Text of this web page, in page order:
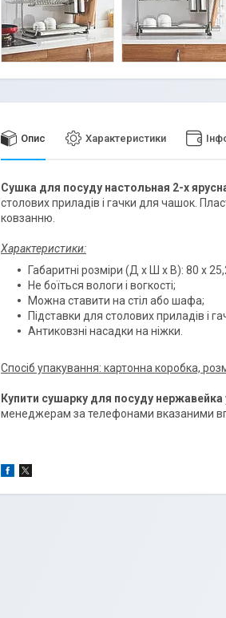
Опис Характеристики
Сушка для посуду настольная 2-х
столових приладів і гачки для чашок.
ковзанню.
Характеристики:
Габаритні розміри (Д х Ш х В): 80 х
Не боїться вологи і вогкості;
Можна ставити на стіл або шафа;
Підставки для столових приладів і
Антиковзні насадки на ніжки.
Спосіб упакування: картонна коробка,
Купити сушарку для посуду нержавейка
менеджерам за телефонами вказаними